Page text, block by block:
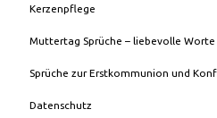
Kerzenpflege
Muttertag Sprüche – liebevolle Worte
Sprüche zur Erstkommunion und
Datenschutz